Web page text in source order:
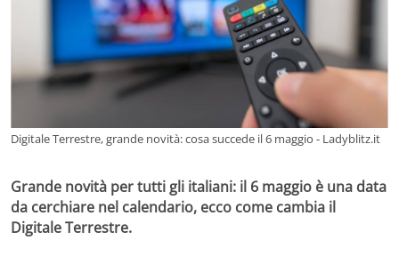
Digitale Terrestre, grande novità: cosa succede il 6 maggio - Ladyblitz.it
Grande novità per tutti gli italiani: il 6 maggio è una data
da cerchiare nel calendario, ecco come cambia il
Digitale Terrestre.